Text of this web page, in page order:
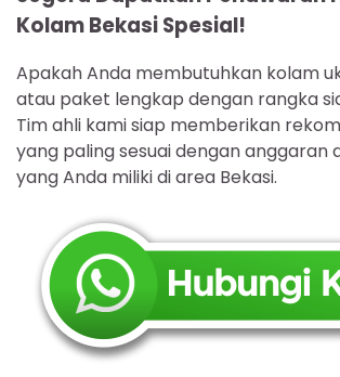
Kolam Bekasi Spesial!
Apakah Anda membutuhkan kolam
atau paket lengkap dengan rangka
Tim ahli kami siap memberikan
yang paling sesuai dengan anggaran
yang Anda miliki di area Bekasi.